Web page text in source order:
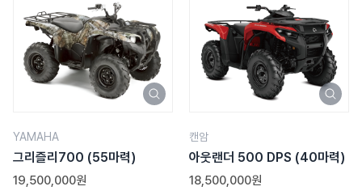
YAMAHA
그리즐리700 (55마력)
19,500,000원
캔암
아웃랜더 500 DPS (40마력)
18,500,000원